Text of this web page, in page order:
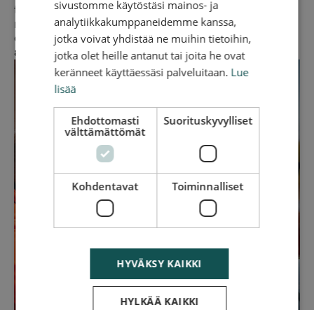
tilanne ratkeaa apuvirralla. Huomioitavaa on, että
nykyaikaisten autojen akut vaativat apuvirran osalta
erityisosaamista. Siksi apuvirran anto kannattaa
antaa ammattilaisten tehtäväksi.
sivustomme käytöstäsi mainos- ja
analytiikkakumppaneidemme kanssa,
jotka voivat yhdistää ne muihin tietoihin,
jotka olet heille antanut tai joita he ovat
keränneet käyttäessäsi palveluitaan. Lue
lisää
Ehdottomasti
välttämättömät
Suorituskyvylliset
Kohdentavat Toiminnalliset
HYVÄKSY KAIKKI
HYLKÄÄ KAIKKI